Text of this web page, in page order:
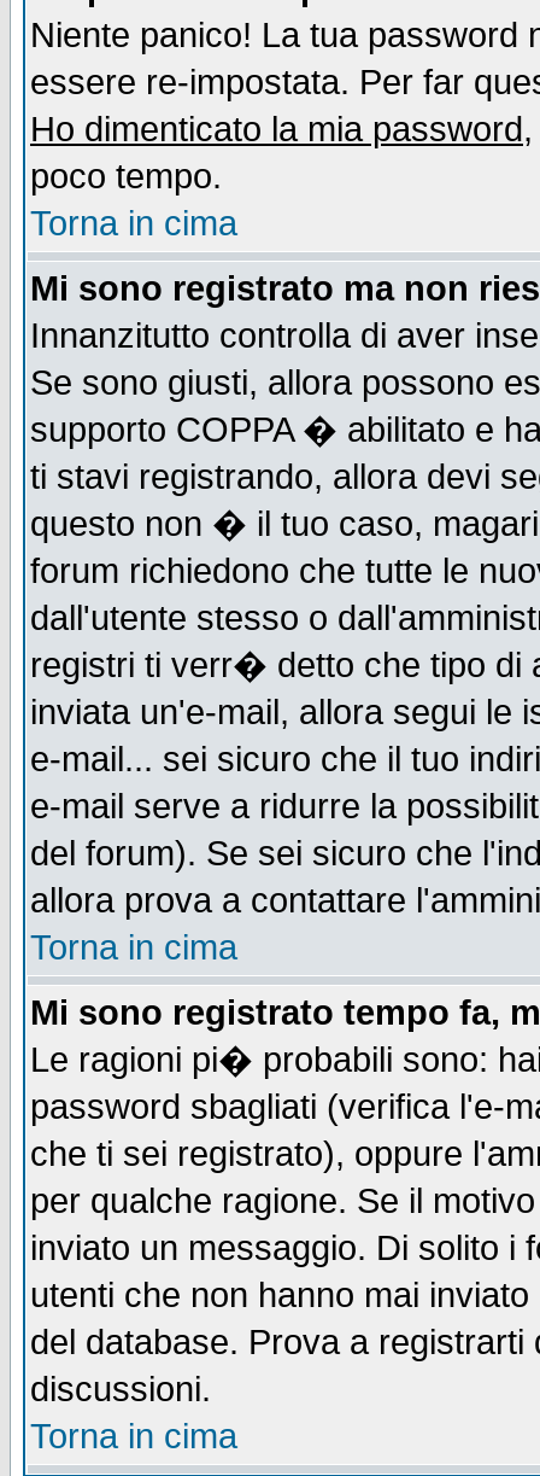
Niente panico! La tua
essere re-impostata. Per far
Ho dimenticato la mia password
poco tempo.
Torna in cima
Mi sono registrato ma non
Innanzitutto controlla di aver
Se sono giusti, allora possono
supporto COPPA � abilitato e
ti stavi registrando, allora devi
questo non � il tuo caso,
forum richiedono che tutte le
dall'utente stesso o
registri ti verr� detto che tipo
inviata un'e-mail, allora segui le
e-mail... sei sicuro che il tuo
e-mail serve a ridurre la
del forum). Se sei sicuro che
allora prova a contattare
Torna in cima
Mi sono registrato tempo fa,
Le ragioni pi� probabili sono:
password sbagliati (verifica l'e-
che ti sei registrato), oppure
per qualche ragione. Se il
inviato un messaggio. Di solito i
utenti che non hanno mai
del database. Prova a
discussioni.
Torna in cima